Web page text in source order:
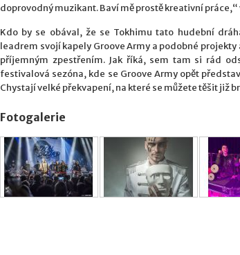
doprovodný muzikant. Baví mě prostě kreativní práce,“
Kdo by se obával, že se Tokhimu tato hudební
leadrem svojí kapely Groove Army a podobné
příjemným zpestřením. Jak říká, sem tam si rád
festivalová sezóna, kde se Groove Army opět
Chystají velké překvapení, na které se můžete těšit již
Fotogalerie